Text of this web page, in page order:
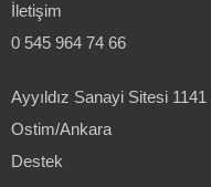
İletişim
0 545 964 74 66
Ayyıldız Sanayi Sitesi
Ostim/Ankara
Destek